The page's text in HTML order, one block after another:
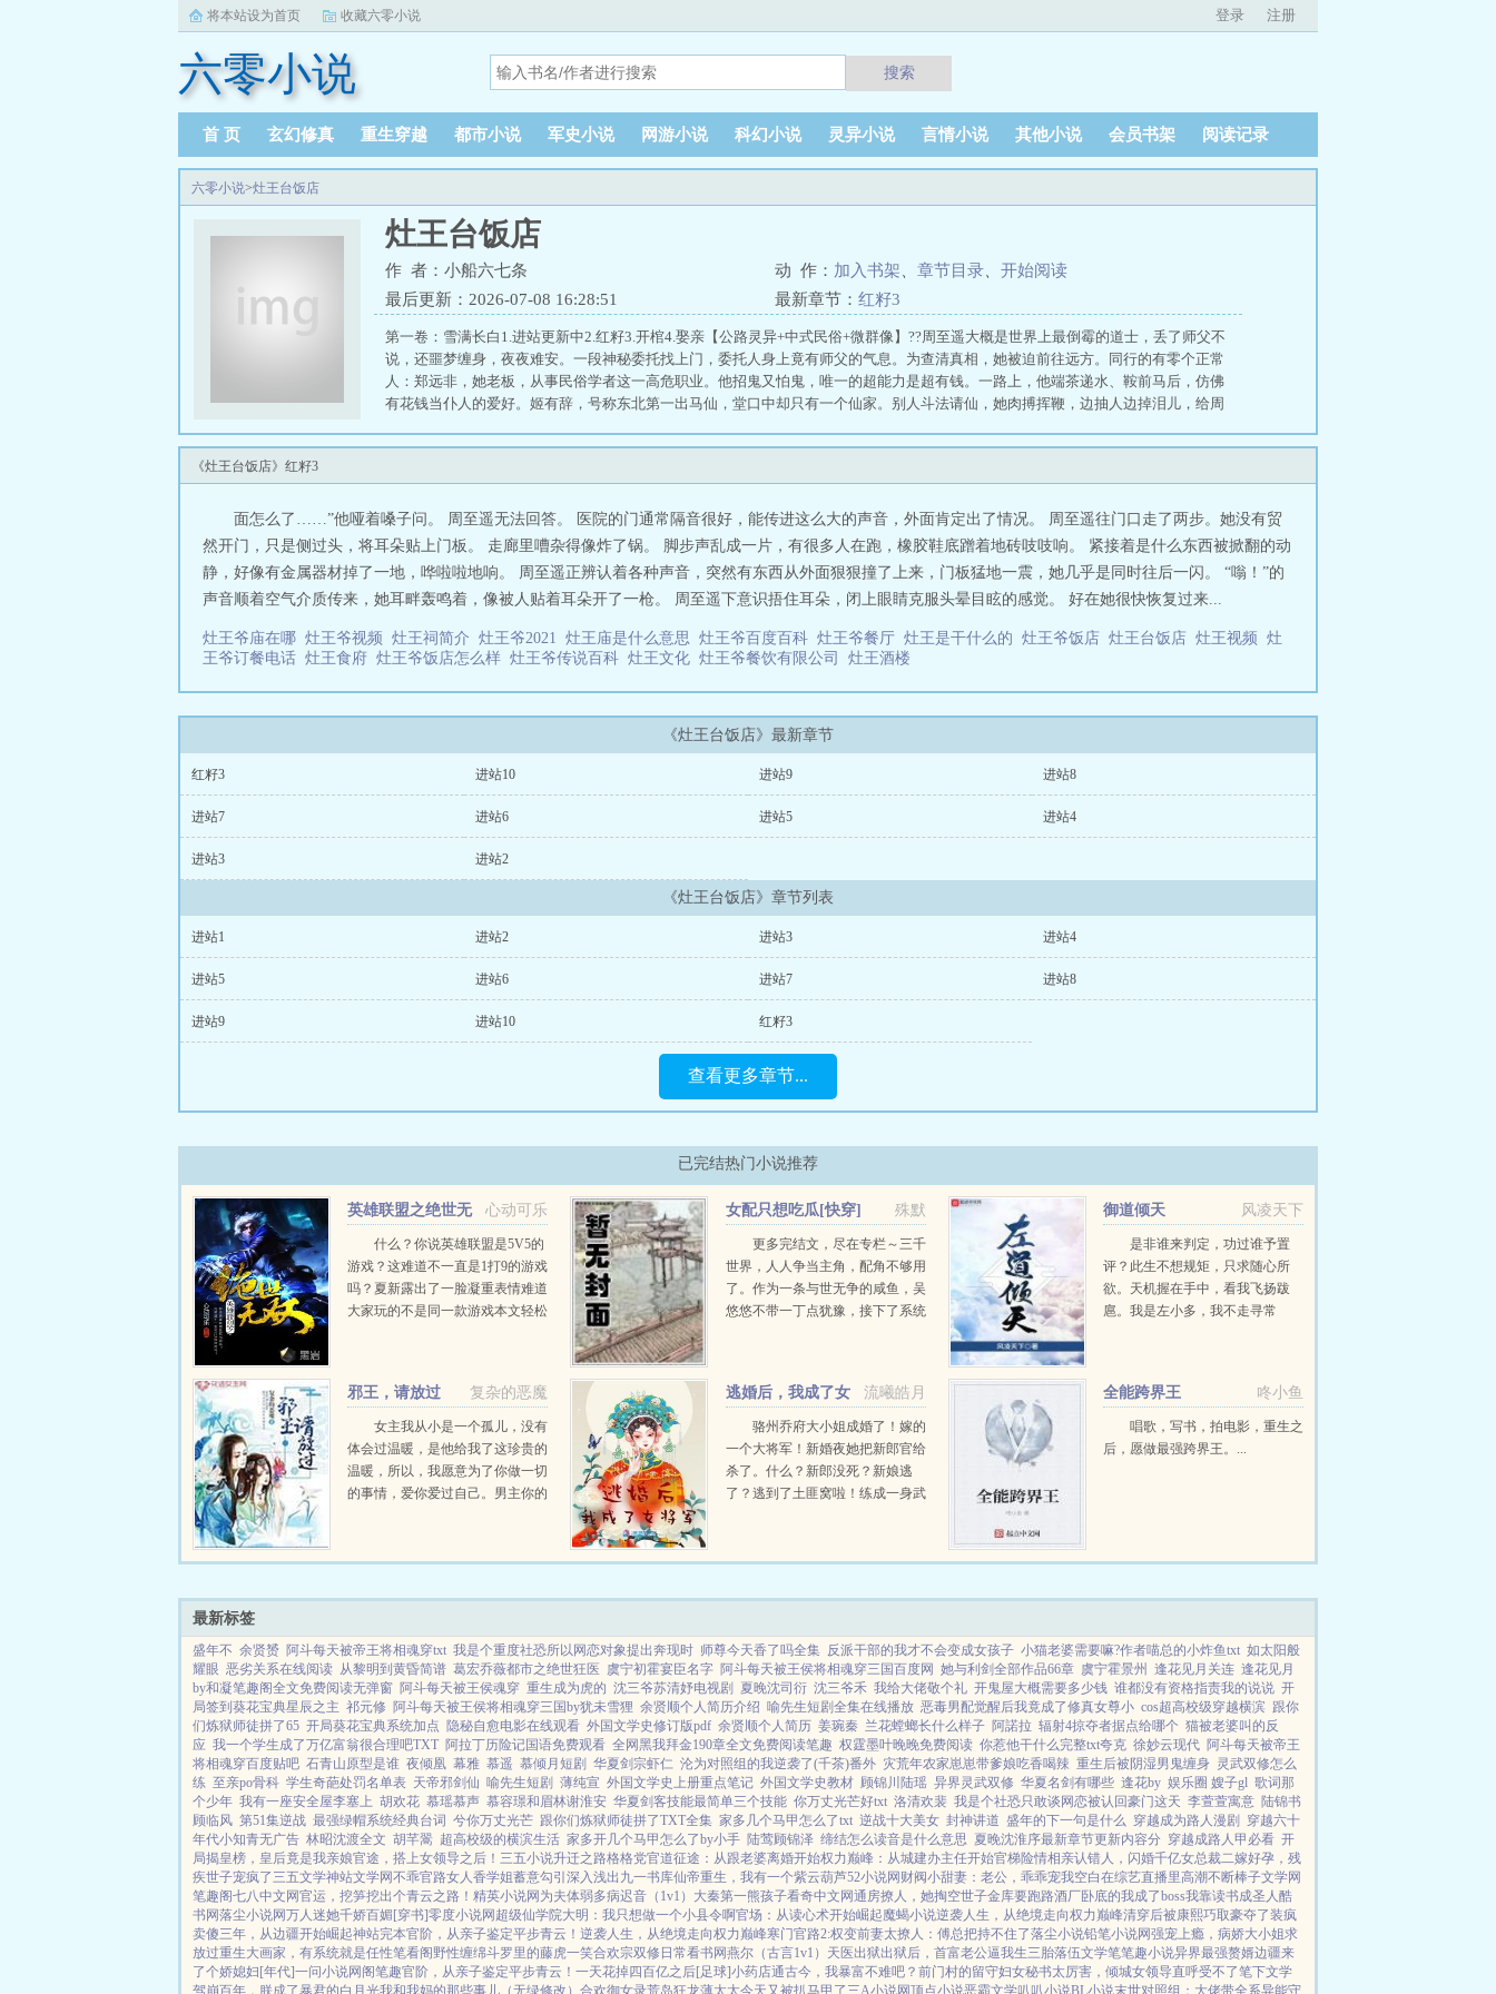
将本站设为首页 收藏六零小说 登录 注册
六零小说 搜索
首 页 玄幻修真 重生穿越 都市小说 军史小说 网游小说 科幻小说 灵异小说 言情小说 其他小说 会员书架 阅读记录
六零小说>灶王台饭店
灶王台饭店
作 者：小船六七条 动 作： 加入书架 章节目录
开始阅读
最后更新：2026-07-08 16:28:51
最新章节： 红籽3
第一卷：雪满长白1.进站更新中2.红籽3.开棺4.娶亲【公路灵异+中式民俗+微群像】??周至遥大概是世界上最倒霉的道士，丢了师父不
说，还噩梦缠身，夜夜难安。一段神秘委托找上门，委托人身上竟有师父的气息。为查清真相，她被迫前往远方。同行的有零个正常
人：郑远非，她老板，从事民俗学者这一高危职业。他招鬼又怕鬼，唯一的超能力是超有钱。一路上，他端茶递水、鞍前马后，仿佛
有花钱当仆人的爱好。姬有辞，号称东北第一出马仙，堂口中却只有一个仙家。别人斗法请仙，她肉搏挥鞭，边抽人边掉泪儿，给周
愁得太阳穴突突的。一捧灶灰将几人的命运紧紧相连，周至遥想跑都跑不赢。长白山，雪连天，一把火燃出老把头祠中的旧骨，七道
整片林子讲着同一段历史。绿皮车上的纸人、大摆婚宴的山神、沙漠戈壁的幻影……周至遥一路南下，见山翻山，遇水涉水，吃一碗
饭听一桩事，解一段怨还一份债。师父等在旅途的终点。老灶的火烧得正旺，锅里的水滚着，有什么东西浮浮沉沉。周至遥低头，只
看见自己的脸。【钓系绿茶招鬼哥×高攻低防道士姐】——阅读指北：1.全文架空，自设世界观，存在民俗、玄幻元素，请勿带入现实
2.双洁，女比男强，内含大量bg，男主非背景板3.麻烦大家多多收藏、评论、捉虫，但婉拒写作指导4.预祝各位出入行藏，所求利益，
所愿遂心 灶王宴[公路灵异]
《灶王台饭店》红籽3
面怎么了……”他哑着嗓子问。 周至遥无法回答。 医院的门通常隔音很好，能传进这么大的声音，外面肯定出了情况。 周至遥往门口走了两步。她没有贸
然开门，只是侧过头，将耳朵贴上门板。 走廊里嘈杂得像炸了锅。 脚步声乱成一片，有很多人在跑，橡胶鞋底蹭着地砖吱吱响。 紧接着是什么东西被掀翻的动
静，好像有金属器材掉了一地，哗啦啦地响。 周至遥正辨认着各种声音，突然有东西从外面狠狠撞了上来，门板猛地一震，她几乎是同时往后一闪。 “嗡！”的
声音顺着空气介质传来，她耳畔轰鸣着，像被人贴着耳朵开了一枪。 周至遥下意识捂住耳朵，闭上眼睛克服头晕目眩的感觉。 好在她很快恢复过来...
灶王爷庙在哪 灶王爷视频 灶王祠简介 灶王爷2021 灶王庙是什么意思 灶王爷百度百科 灶王爷餐厅 灶王是干什么的 灶王爷饭店 灶王台饭店 灶王视频 灶
王爷订餐电话 灶王食府 灶王爷饭店怎么样 灶王爷传说百科 灶王文化 灶王爷餐饮有限公司 灶王酒楼
《灶王台饭店》最新章节
红籽3 进站10 进站9 进站8
进站7 进站6 进站5 进站4
进站3 进站2
《灶王台饭店》章节列表
进站1 进站2 进站3 进站4
进站5 进站6 进站7 进站8
进站9 进站10 红籽3
查看更多章节...
已完结热门小说推荐
心动可乐
英雄联盟之绝世无
什么？你说英雄联盟是5V5的
游戏？这难道不一直是1打9的游戏
吗？夏新露出了一脸凝重表情难道
大家玩的不是同一款游戏本文轻松
殊默
女配只想吃瓜[快穿]
更多完结文，尽在专栏～三千
世界，人人争当主角，配角不够用
了。作为一条与世无争的咸鱼，吴
悠悠不带一丁点犹豫，接下了系统
风凌天下
御道倾天
是非谁来判定，功过谁予置
评？此生不想规矩，只求随心所
欲。天机握在手中，看我飞扬跋
扈。我是左小多，我不走寻常
复杂的恶魔
邪王，请放过
女主我从小是一个孤儿，没有
体会过温暖，是他给我了这珍贵的
温暖，所以，我愿意为了你做一切
的事情，爱你爱过自己。男主你的
为男主而穿越到一个不知名大陆而
流曦皓月
逃婚后，我成了女
将军骆州乔府大小姐成婚了！嫁的
一个大将军！新婚夜她把新郎官给
杀了。什么？新郎没死？新娘逃
了？逃到了土匪窝啦！练成一身武
可气惨了！给我把她抓回...
咚小鱼
全能跨界王
唱歌，写书，拍电影，重生之
后，愿做最强跨界王。...
最新标签
盛年不 余贤赟 阿斗每天被帝王将相魂穿txt 我是个重度社恐所以网恋对象提出奔现时 师尊今天香了吗全集 反派干部的我才不会变成女孩子 小猫老婆需要嘛?作者喵总的小炸鱼txt 如太阳般
耀眼 恶劣关系在线阅读 从黎明到黄昏简谱 葛宏乔薇都市之绝世狂医 虞宁初霍宴臣名字 阿斗每天被王侯将相魂穿三国百度网 她与利剑全部作品66章 虞宁霍景州 逢花见月关连 逢花见月
by和凝笔趣阁全文免费阅读无弹窗 阿斗每天被王侯魂穿 重生成为虎的 沈三爷苏清妤电视剧 夏晚沈司衍 沈三爷禾 我给大佬敬个礼 开鬼屋大概需要多少钱 谁都没有资格指责我的说说 开
局签到葵花宝典星辰之主 祁元修 阿斗每天被王侯将相魂穿三国by犹未雪狸 余贤顺个人简历介绍 喻先生短剧全集在线播放 恶毒男配觉醒后我竟成了修真女尊小 cos超高校级穿越横滨 跟你
们炼狱师徒拼了65 开局葵花宝典系统加点 隐秘自愈电影在线观看 外国文学史修订版pdf 余贤顺个人简历 姜琬秦 兰花螳螂长什么样子 阿諾拉 辐射4掠夺者据点给哪个 猫被老婆叫的反
应 我一个学生成了万亿富翁很合理吧TXT 阿拉丁历险记国语免费观看 全网黑我拜金190章全文免费阅读笔趣 权霆墨叶晚晚免费阅读 你惹他干什么完整txt夸克 徐妙云现代 阿斗每天被帝王
将相魂穿百度贴吧 石青山原型是谁 夜倾凰 幕雅 慕遥 慕倾月短剧 华夏剑宗虾仁 沦为对照组的我逆袭了(千茶)番外 灾荒年农家崽崽带爹娘吃香喝辣 重生后被阴湿男鬼缠身 灵武双修怎么
练 至亲po骨科 学生奇葩处罚名单表 天帝邪剑仙 喻先生短剧 薄纯宣 外国文学史上册重点笔记 外国文学史教材 顾锦川陆瑶 异界灵武双修 华夏名剑有哪些 逢花by 娱乐圈 嫂子gl 歌词那
个少年 我有一座安全屋李塞上 胡欢花 慕瑶慕声 慕容璟和眉林谢淮安 华夏剑客技能最简单三个技能 你万丈光芒好txt 洛清欢裴 我是个社恐只敢谈网恋被认回豪门这天 李萱萱寓意 陆锦书
顾临风 第51集逆战 最强绿帽系统经典台词 兮你万丈光芒 跟你们炼狱师徒拼了TXT全集 家多几个马甲怎么了txt 逆战十大美女 封神讲道 盛年的下一句是什么 穿越成为路人漫剧
穿越六十
年代小知青无广告 林昭沈渡全文 胡芊翯 超高校级的横滨生活 家多开几个马甲怎么了by小手 陆莺顾锦泽 缔结怎么读音是什么意思 夏晚沈淮序最新章节更新内容分 穿越成路人甲必看 开
局揭皇榜，皇后竟是我亲娘官途，搭上女领导之后！ 三五小说升迁之路格格党官道征途：从跟老婆离婚开始权力巅峰：从城建办主任开始官梯险情相亲认错人，闪婚千亿女总裁二嫁好孕，残
疾世子宠疯了 三五文学神站文学网不乖官路女人香学姐蓄意勾引 深入浅出 九一书库仙帝重生，我有一个紫云葫芦52小说网 财阀小甜妻：老公，乖乖宠我空白在综艺直播里高潮不断棒子文学网
笔趣阁七八中文网官运，挖笋挖出个青云之路！ 精英小说网 为夫体弱多病迟音（1v1） 大秦第一熊孩子看奇中文网通房撩人，她掏空世子金库要跑路酒厂卧底的我成了boss我靠读书成圣人酷
书网落尘小说网万人迷她千娇百媚[穿书]零度小说网 超级仙学院大明：我只想做一个小县令啊官场：从读心术开始崛起魔蝎小说逆袭人生，从绝境走向权力巅峰清穿后被康熙巧取豪夺了装疯
卖傻三年，从边疆开始崛起神站完本官阶，从亲子鉴定平步青云！ 逆袭人生，从绝境走向权力巅峰寒门官路2:权变前妻太撩人：傅总把持不住了落尘小说铅笔小说网强宠上瘾，病娇大小姐求
放过重生大画家，有系统就是任性笔看阁 野性缠绵斗罗里的藤虎一笑合欢宗双修日常看书网燕尔（古言1v1） 天医出狱出狱后，首富老公逼我生三胎落伍文学笔笔趣小说异界最强赘婿边疆来
了个娇媳妇[年代]一问小说网 阁笔趣官阶，从亲子鉴定平步青云！ 一天花掉四百亿之后[足球]小药店通古今，我暴富不难吧？ 前门村的留守妇女秘书太厉害，倾城女领导直呼受不了笔下文学
驾崩百年，朕成了暴君的白月光我和我妈的那些事儿（无绿修改） 合欢御女录荒岛狂龙薄太太今天又被扒马甲了 三A小说网顶点小说恶霸文学叭叭小说BL小说末世对照组：大佬带全系异能守